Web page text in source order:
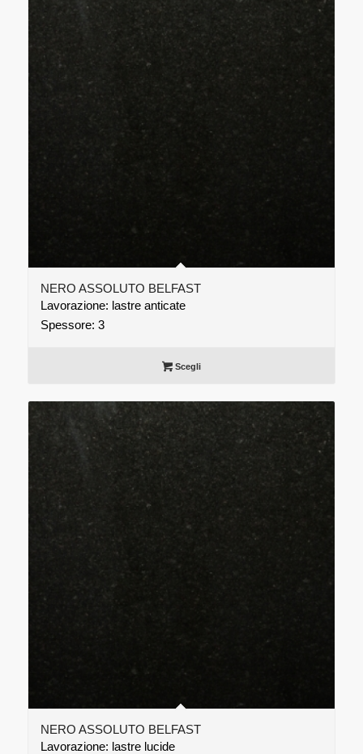
NERO ASSOLUTO BELFAST
Lavorazione: lastre anticate
Spessore: 3
Scegli
NERO ASSOLUTO BELFAST
Lavorazione: lastre lucide